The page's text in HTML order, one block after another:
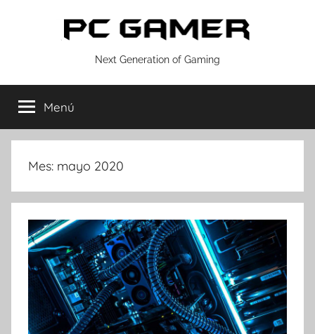
GAMER
Next Generation of Gaming
Menú
Mes: mayo 2020